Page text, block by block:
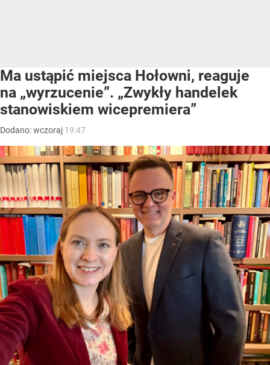
Ma ustąpić miejsca Hołowni, reaguje
na „wyrzucenie”. „Zwykły handelek
stanowiskiem wicepremiera”
Dodano:wczoraj 19:47